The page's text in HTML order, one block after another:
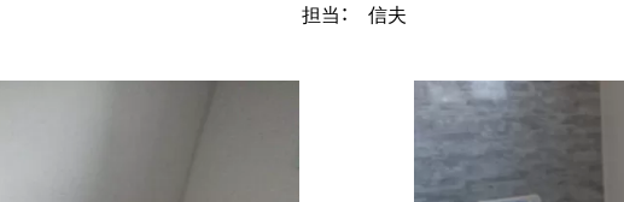
担当： 信夫